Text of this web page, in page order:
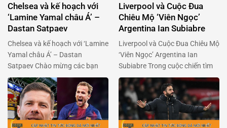
Chelsea và kế hoạch với
‘Lamine Yamal châu Á’ –
Dastan Satpaev
Chelsea và kế hoạch với ‘Lamine
Yamal châu Á’ – Dastan
Satpaev Chào mừng các bạn
đến với một câu chuyện đầy
hứa hẹn về Dastan Satpaev,
thần đồng bóng đá từ
Kazakhstan. Cậu bé này đang
được so sánh với Lamine Yamal
Liverpool và Cuộc Đua
Chiêu Mộ ‘Viên Ngọc’
Argentina Ian Subiabre
Liverpool và Cuộc Đua Chiêu Mộ
‘Viên Ngọc’ Argentina Ian
Subiabre Trong cuộc chiến tìm
kiếm tài năng trẻ, Liverpool đã
chính thức bước vào cuộc đua
giành chữ ký của Ian Subiabre,
một trong những ngôi sao trẻ
sáng giá nhất từ lò đào tạo